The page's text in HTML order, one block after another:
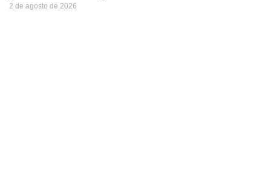
2 de agosto de 2026